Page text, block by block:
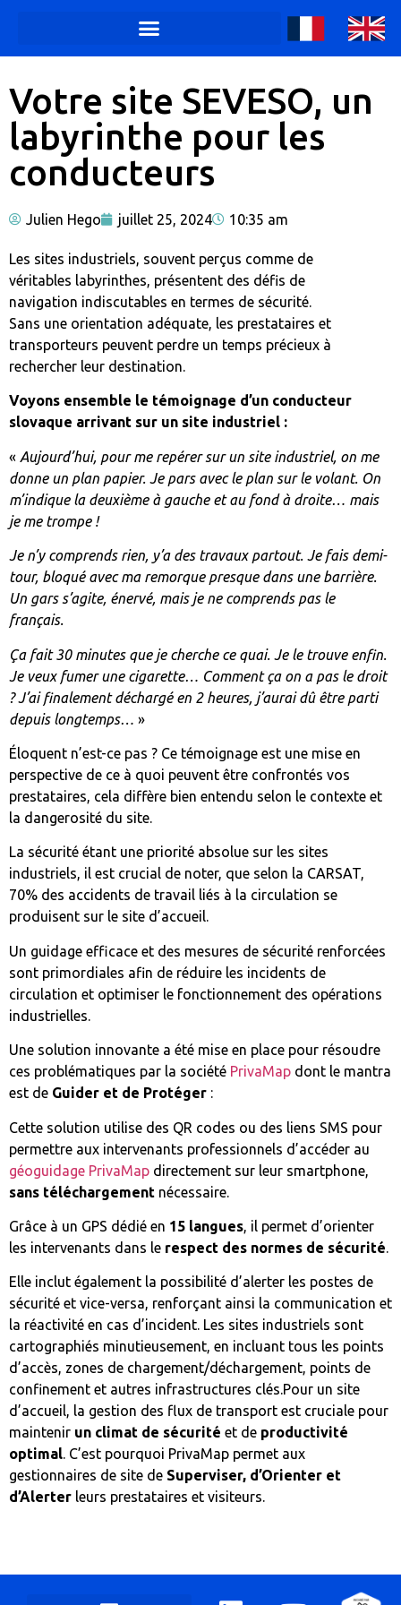
Votre site SEVESO, un
labyrinthe pour les
conducteurs
Julien Hego juillet 25, 2024 10:35 am
Les sites industriels, souvent perçus comme de
véritables labyrinthes, présentent des défis de
navigation indiscutables en termes de sécurité.
Sans une orientation adéquate, les prestataires et
transporteurs peuvent perdre un temps précieux à
rechercher leur destination.
Voyons ensemble le témoignage d’un conducteur
slovaque arrivant sur un site industriel :
« Aujourd’hui, pour me repérer sur un site industriel, on me
donne un plan papier. Je pars avec le plan sur le volant. On
m’indique la deuxième à gauche et au fond à droite… mais
je me trompe !
Je n’y comprends rien, y’a des travaux partout. Je fais demi-
tour, bloqué avec ma remorque presque dans une barrière.
Un gars s’agite, énervé, mais je ne comprends pas le
français.
Ça fait 30 minutes que je cherche ce quai. Je le trouve enfin.
Je veux fumer une cigarette… Comment ça on a pas le droit
? J’ai finalement déchargé en 2 heures, j’aurai dû être parti
depuis longtemps…
»
Éloquent n’est-ce pas ? Ce témoignage est une mise en
perspective de ce à quoi peuvent être confrontés vos
prestataires, cela diffère bien entendu selon le contexte et
la dangerosité du site.
La sécurité étant une priorité absolue sur les sites
industriels, il est crucial de noter, que selon la CARSAT,
70% des accidents de travail liés à la circulation se
produisent sur le site d’accueil.
Un guidage efficace et des mesures de sécurité renforcées
sont primordiales afin de réduire les incidents de
circulation et optimiser le fonctionnement des opérations
industrielles.
Une solution innovante a été mise en place pour résoudre
ces problématiques par la société PrivaMap dont le mantra
est de Guider et de Protéger :
Cette solution utilise des QR codes ou des liens SMS pour
permettre aux intervenants professionnels d’accéder au
géoguidage PrivaMap directement sur leur smartphone,
sans téléchargement nécessaire.
Grâce à un GPS dédié en 15 langues, il permet d’orienter
les intervenants dans le respect des normes de sécurité.
Elle inclut également la possibilité d’alerter les postes de
sécurité et vice-versa, renforçant ainsi la communication et
la réactivité en cas d’incident. Les sites industriels sont
cartographiés minutieusement, en incluant tous les points
d’accès, zones de chargement/déchargement, points de
confinement et autres infrastructures clés.Pour un site
d’accueil, la gestion des flux de transport est cruciale pour
maintenir un climat de sécurité et de productivité
optimal. C’est pourquoi PrivaMap permet aux
gestionnaires de site de Superviser, d’Orienter et
d’Alerter leurs prestataires et visiteurs.